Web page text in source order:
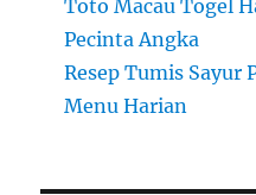
Toto Macau Togel
Pecinta Angka
Resep Tumis Sayur
Menu Harian